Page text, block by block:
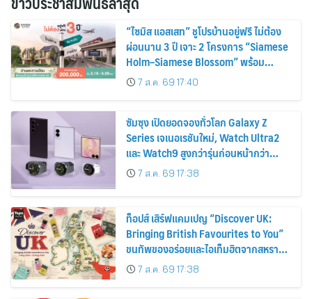
“ไซมิส แอสเสท” ชูโปรบ้านอยู่ฟรี ไม่ต้อง
ผ่อนนาน 3 ปี เจาะ 2 โครงการ “Siamese
Holm–Siamese Blossom” พร้อม
ส่วนลดและสิทธิพิเศษถึง 31 สิงหาคม
2569
7 ส.ค. 69 17:40
ซัมซุง เปิดยอดจองทั่วโลก Galaxy Z
Series เจเนอเรชันใหม่, Watch Ultra2
และ Watch9 สูงกว่ารุ่นก่อนหน้ากว่า
30%7 ส.ค. 69 17:38
ท็อปส์ เสิร์ฟแคมเปญ “Discover UK:
Bringing British Favourites to You”
ขนทัพของอร่อยและไอเท็มฮิตจากสหราช
อาณาจักร ส่งตรงถึงมือตั้งแต่วันนี้ – 18
สิงหาคมนี้
7 ส.ค. 69 17:38